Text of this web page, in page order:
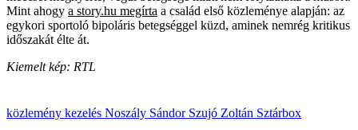
Mint ahogy a story.hu megírta a család első közleménye alapján: az
egykori sportoló bipoláris betegséggel küzd, aminek nemrég kritikus
időszakát élte át.
Kiemelt kép: RTL
közlemény kezelés Noszály Sándor Szujó Zoltán Sztárbox